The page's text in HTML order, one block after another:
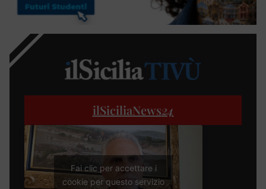
ilSiciliaNews24
Fai clic per accettare i
cookie per questo servizio